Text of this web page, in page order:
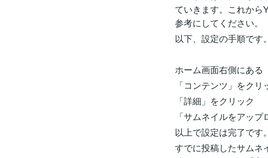
ていきます。これから
参考にしてください。
以下、設定の手順です。
ホーム画面右側にある
「コンテンツ」をクリ
「詳細」をクリック
「サムネイルをアップ
以上で設定は完了です。
すでに投稿したサムネ